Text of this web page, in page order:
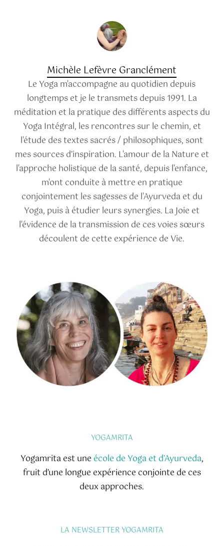
Michèle Lefèvre Granclément
Le Yoga m'accompagne au quotidien depuis
longtemps et je le transmets depuis 1991. La
méditation et la pratique des différents aspects du
Yoga Intégral, les rencontres sur le chemin, et
l'étude des textes sacrés / philosophiques, sont
mes sources d’inspiration. L'amour de la Nature et
l'approche holistique de la santé, depuis l'enfance,
m'ont conduite à mettre en pratique
conjointement les sagesses de l'Ayurveda et du
Yoga, puis à étudier leurs synergies. La Joie et
l'évidence de la transmission de ces voies sœurs
découlent de cette expérience de Vie.
YOGAMRITA
Yogamrita est une école de Yoga et d’Ayurveda,
fruit d’une longue expérience conjointe de ces
deux approches.
LA NEWSLETTER YOGAMRITA